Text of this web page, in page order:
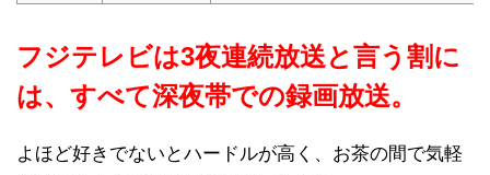
フジテレビは3夜連続放送と言う割に
は、すべて深夜帯での録画放送。
よほど好きでないとハードルが高く、お茶の間で気軽